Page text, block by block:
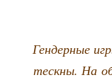
Ген­дер­ные
теск­ны. На